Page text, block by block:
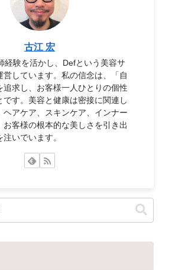
古江 宏
経験を活かし、Defという美容サ
営しています。私の信念は、「自
追求し、お客様一人ひとりの個性
です。美容と健康は密接に関連し
ヘアケア、スキンケア、インナー
お客様の根本的な美しさを引き出
いでいます。